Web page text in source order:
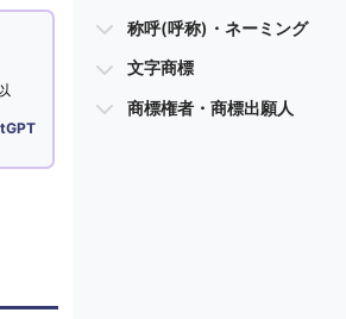
称呼(呼称)・ネーミング
文字商標
商標権者・商標出願人